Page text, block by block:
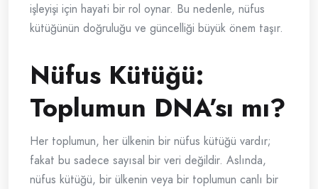
işleyişi için hayati bir rol oynar. Bu nedenle, nüfus
kütüğünün doğruluğu ve güncelliği büyük önem taşır.
Nüfus Kütüğü:
Toplumun DNA’sı mı?
Her toplumun, her ülkenin bir nüfus kütüğü vardır;
fakat bu sadece sayısal bir veri değildir. Aslında,
nüfus kütüğü, bir ülkenin veya bir toplumun canlı bir